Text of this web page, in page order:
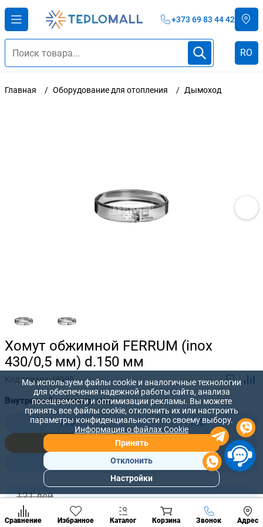
+373 69 83 44 42
RO
Главная Оборудование для отопления Дымоход
Хомут обжимной FERRUM (inox
430/0,5 мм) d.150 мм
Код товара:f4909
Внутренний диаметр, мм:
115
130
280
121 лей
108 +
Сравнение Избранное Каталог Корзина Звонок Адрес
Позвонить
разделы
Мы используем файлы cookie и аналогичные технологии
для обеспечения надежной работы сайта, анализа
посещаемости и оптимизации рекламы. Вы можете
принять все файлы cookie, отклонить их или настроить
параметры конфиденциальности по своему выбору.
Информация о файлах Cookie
Принять
Отклонить
Настройки